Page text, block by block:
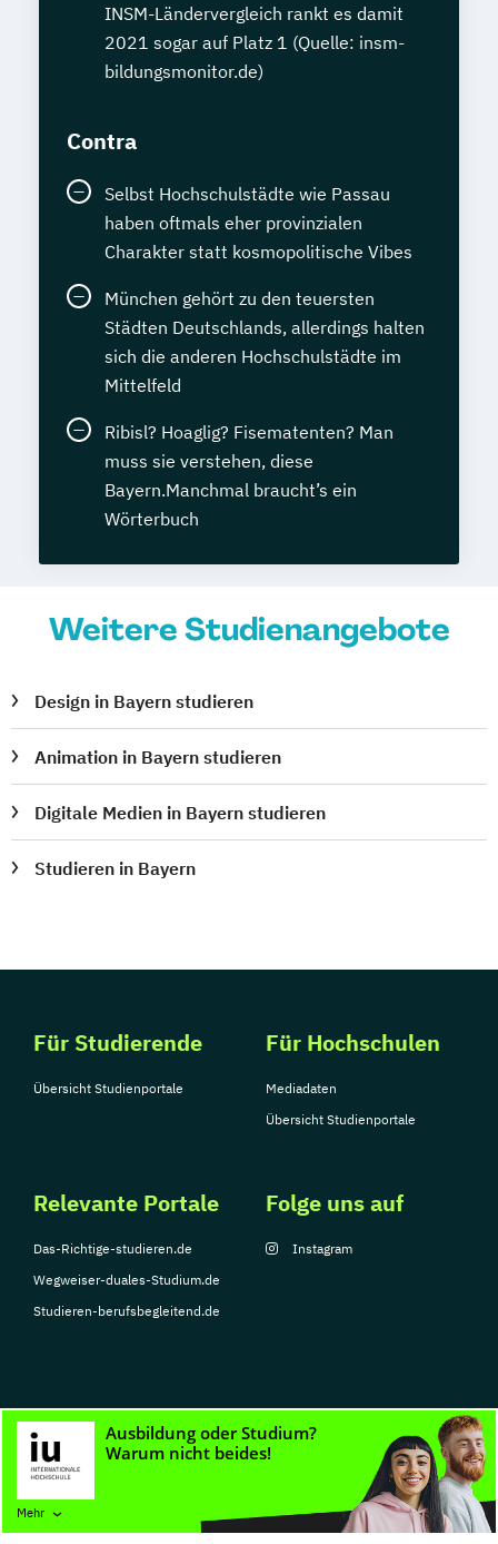
Mehr
INSM-Ländervergleich rankt es damit
2021 sogar auf Platz 1 (Quelle: insm-
bildungsmonitor.de)
Contra
Selbst Hochschulstädte wie Passau
haben oftmals eher provinzialen
Charakter statt kosmopolitische Vibes
München gehört zu den teuersten
Städten Deutschlands, allerdings halten
sich die anderen Hochschulstädte im
Mittelfeld
Ribisl? Hoaglig? Fisematenten? Man
muss sie verstehen, diese
Bayern.Manchmal braucht’s ein
Wörterbuch
Weitere Studienangebote
Design in Bayern studieren
Animation in Bayern studieren
Digitale Medien in Bayern studieren
Studieren in Bayern
Für Studierende
Übersicht Studienportale
Für Hochschulen
Mediadaten
Übersicht Studienportale
Relevante Portale
Das-Richtige-studieren.de
Wegweiser-duales-Studium.de
Studieren-berufsbegleitend.de
Folge uns auf
Instagram
© Copyright 2026, TarGroup Media GmbH
Nutzungsbedingungen